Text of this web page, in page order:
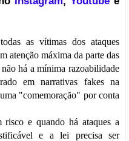
as vítimas dos ataques
atenção máxima da parte das
há a mínima razoabilidade
em narrativas fakes na
"comemoração" por conta
e quando há ataques a
e a lei precisa ser